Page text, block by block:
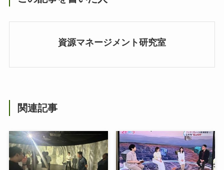
資源マネージメント研究室
関連記事